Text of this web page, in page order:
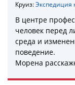
Круиз:Экспедиция
В центре
человек перед
среда и
поведение.
Морена